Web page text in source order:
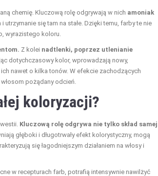
chemię. Kluczową rolę odgrywają w nich amoniak
się tam na stałe. Dzięki temu, farby te nie
wyrazistego koloru.
Z kolei nadtlenki, poprzez utlenianie
dotychczasowy kolor, wprowadzają nowy,
nawet o kilka tonów. W efekcie zachodzących
pożądany odcień.
koloryzacji?
Kluczową rolę odgrywa nie tylko skład samej
głęboki i długotrwały efekt kolorystyczny, mogą
się łagodniejszym działaniem na włosy i
w recepturach farb, potrafią intensywnie nawilżyć